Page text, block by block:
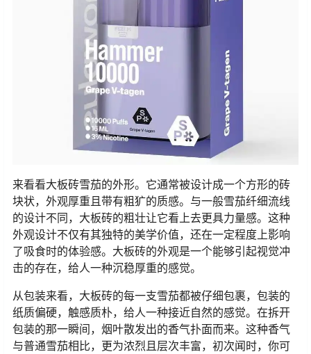
来看看大板砖雪茄的外形。它通常被设计成一个方形的砖
块状，外观厚重且带有粗犷的质感。与一般雪茄纤细流线
的设计不同，大板砖的粗壮让它看上去更具力量感。这种
外观设计不仅有其独特的美学价值，还在一定程度上影响
了吸食时的体验感。大板砖的外观是一个能够引起视觉冲
击的存在，给人一种沉稳厚重的感觉。
从包装来看，大板砖的每一支雪茄都被仔细包裹，包装的
纸质偏硬，触感质朴，给人一种接近自然的感觉。在拆开
包装的那一瞬间，烟叶散发出的香气扑面而来。这种香气
与普通雪茄相比，更为浓烈且层次丰富，初次闻时，你可